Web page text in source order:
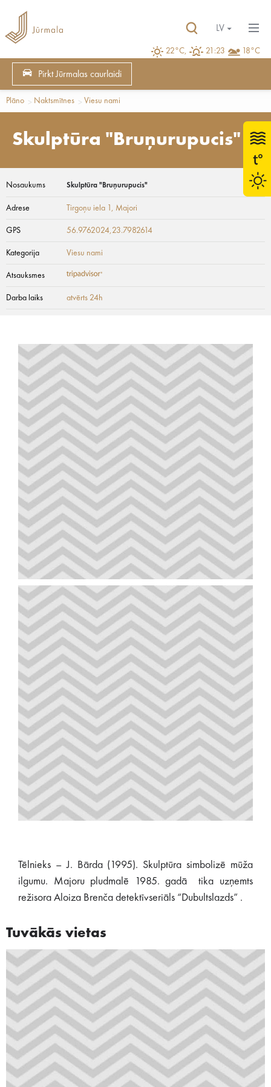
22°C, 21:23 18°C
LV
Pirkt Jūrmalas caurlaidi
Plāno Naktsmītnes Viesu nami
Skulptūra "Bruņurupucis"
Nosaukums Skulptūra "Bruņurupucis"
Adrese Tirgoņu iela 1 , Majori
GPS 56.9762024,23.7982614
Kategorija Viesu nami
Atsauksmes
Darba laiks atvērts 24h
Tēlnieks – J. Bārda (1995). Skulptūra simbolizē mūža
ilgumu. Majoru pludmalē 1985. gadā tika uzņemts
režisora Aloiza Brenča detek­tīv­seriāls “Dubultslazds” .
Tuvākās vietas